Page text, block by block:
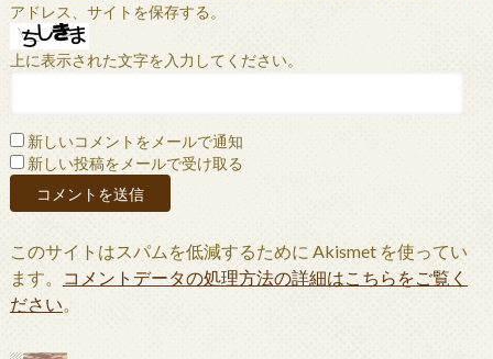
アドレス、サイトを保存する。
上に表示された文字を入力してください。
新しいコメントをメールで通知
新しい投稿をメールで受け取る
このサイトはスパムを低減するために Akismet を使ってい
ます。
コメントデータの処理方法の詳細はこちらをご覧く
ださい